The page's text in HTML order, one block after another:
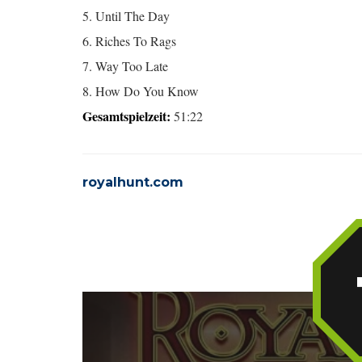
5. Until The Day
6. Riches To Rags
7. Way Too Late
8. How Do You Know
Gesamtspielzeit: 51:22
royalhunt.com